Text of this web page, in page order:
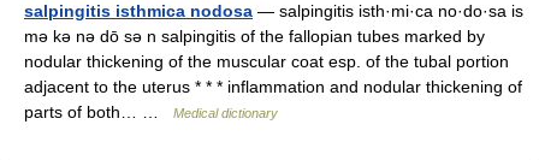
salpingitis isthmica nodosa — salpingitis isth·mi·ca no·do·sa is
mə kə nə dō sə n salpingitis of the fallopian tubes marked by
nodular thickening of the muscular coat esp. of the tubal portion
adjacent to the uterus * * * inflammation and nodular thickening of
parts of both… …
Medical dictionary